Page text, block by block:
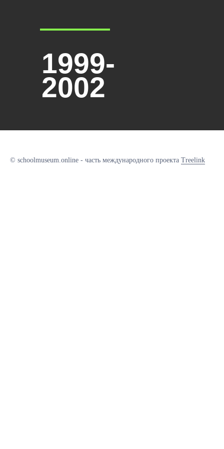
1999-
2002
© schoolmuseum.online - часть международного проекта Treelink